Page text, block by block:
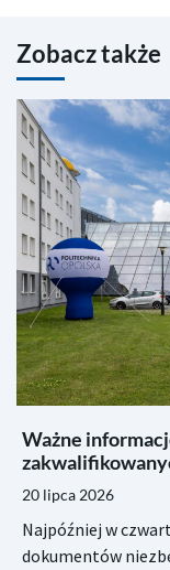
Zobacz także
Ważne
20 lipca 2026
Najpóźniej w
dokumentów